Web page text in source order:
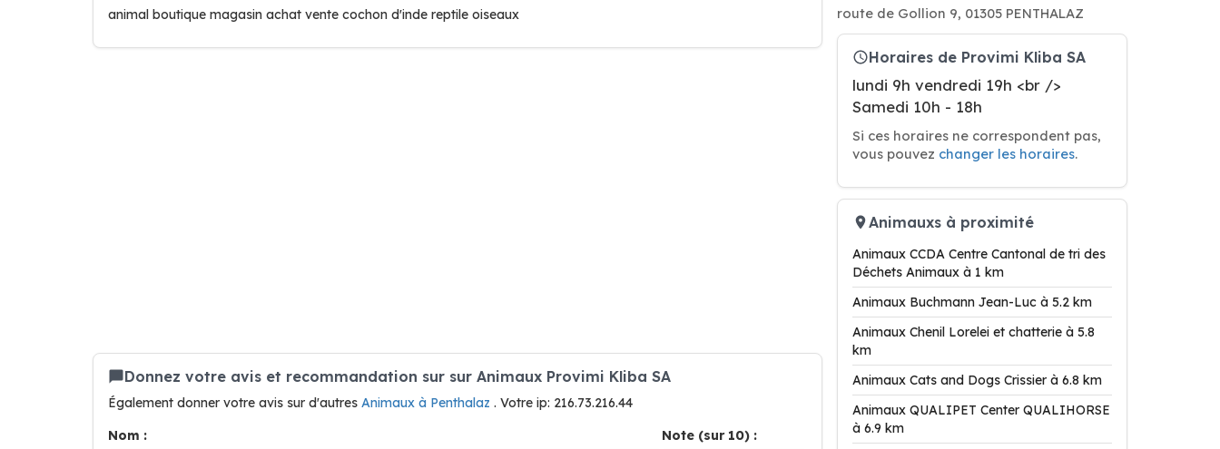
animal boutique magasin achat vente cochon d'inde reptile oiseaux
Donnez votre avis et recommandation sur sur Animaux Provimi Kliba SA
Également donner votre avis sur d'autres Animaux à Penthalaz . Votre ip: 216.73.216.44
Nom :
Note (sur 10) :
route de Gollion 9, 01305 PENTHALAZ
Horaires de Provimi Kliba SA
lundi 9h vendredi 19h <br />
Samedi 10h - 18h
Si ces horaires ne correspondent pas,
vous pouvez changer les horaires.
Animauxs à proximité
Animaux CCDA Centre Cantonal de tri des
Déchets Animaux à 1 km
Animaux Buchmann Jean-Luc à 5.2 km
Animaux Chenil Lorelei et chatterie à 5.8
km
Animaux Cats and Dogs Crissier à 6.8 km
Animaux QUALIPET Center QUALIHORSE
à 6.9 km